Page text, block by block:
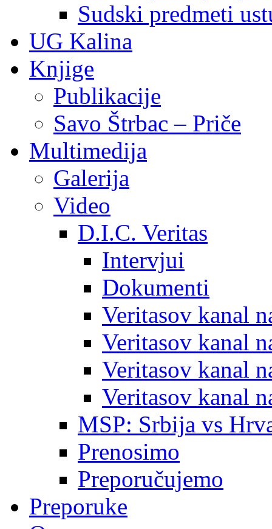
Sudski predmeti
UG Kalina
Knjige
Publikacije
Savo Štrbac – Priče
Multimedija
Galerija
Video
D.I.C. Veritas
Intervjui
Dokumenti
Veritasov kanal
Veritasov kanal
Veritasov kanal
Veritasov kanal
MSP: Srbija vs
Prenosimo
Preporučujemo
Preporuke